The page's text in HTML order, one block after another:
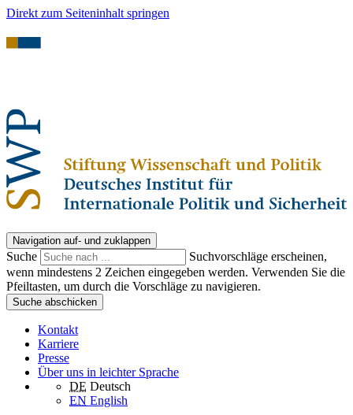
Direkt zum Seiteninhalt springen
Navigation auf- und zuklappen
Suche
Suchvorschläge erscheinen,
wenn mindestens 2 Zeichen eingegeben werden. Verwenden Sie die
Pfeiltasten, um durch die Vorschläge zu navigieren.
Suche abschicken
Kontakt
Karriere
Presse
Über uns in leichter Sprache
DE Deutsch
EN English